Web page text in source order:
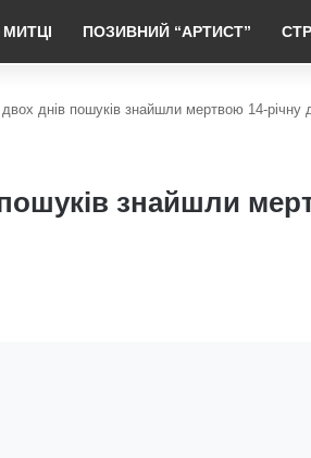
ПОЗИВНИЙ “АРТИСТ”
двох днів пошуків знайшли мертвою 14-річну
знайшли